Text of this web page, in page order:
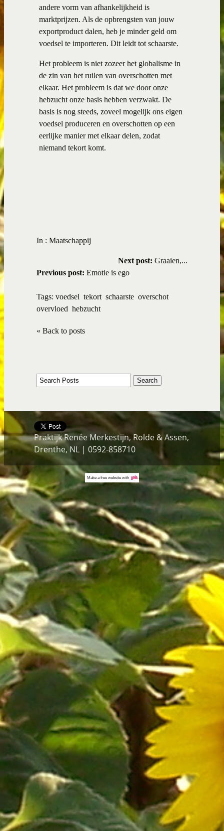
andere vorm van afhankelijkheid is
marktprijzen. Als de opbrengsten van jouw
exportproduct dalen, heb je minder geld om
voedsel te importeren. Dit leidt tot schaarste.
Het probleem is niet zozeer het globalisme in
de zin van het ruilen van overschotten met
elkaar. Het probleem is dat we door onze
hebzucht onze basis hebben verzwakt. De
basis is nog steeds, zoveel mogelijk ons eigen
voedsel produceren en overschotten op een
eerlijke manier met elkaar delen, zodat
niemand tekort komt.
In : Maatschappij
Next post: Graaien,...
Previous post: Emotie is ego
Tags: voedsel tekort schaarste overschot
overvloed hebzucht
« Back to posts
Praktijk Renée Merkestijn, Rolde & Assen,
Drenthe, NL | 0592-858710
Make a free websitewith